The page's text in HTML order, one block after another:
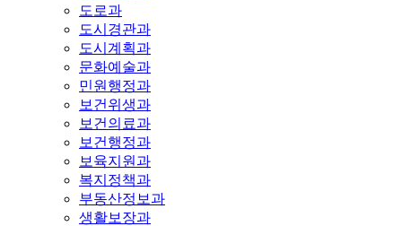
도로과
도시경관과
도시계획과
문화예술과
민원행정과
보건위생과
보건의료과
보건행정과
보육지원과
복지정책과
부동산정보과
생활보장과